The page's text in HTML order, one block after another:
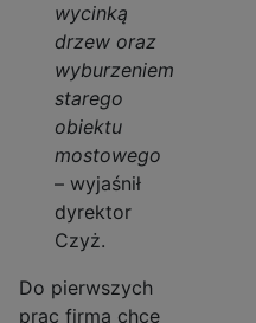
wycinką
drzew oraz
wyburzeniem
starego
obiektu
mostowego
– wyjaśnił
dyrektor
Czyż.
Do pierwszych
prac firma chce